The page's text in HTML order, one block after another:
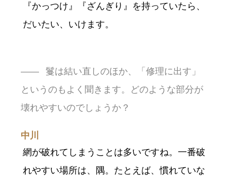
『かっつけ』『ざんぎり』を持っていたら、
だいたい、いけます。
鬘は結い直しのほか、「修理に出す」
というのもよく聞きます。どのような部分が
壊れやすいのでしょうか？
中川
網が破れてしまうことは多いですね。一番破
れやすい場所は、隅。たとえば、慣れていな